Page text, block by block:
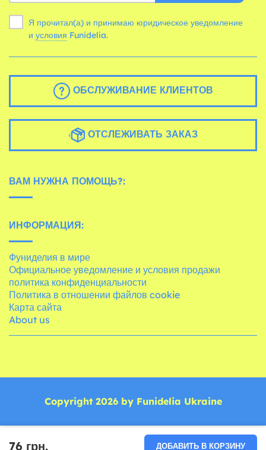
76 грн. ДОБАВИТЬ В КОРЗИНУ
Я прочитал(а) и принимаю юридическое уведомление
и условия Funidelia.
ОБСЛУЖИВАНИЕ КЛИЕНТОВ
ОТСЛЕЖИВАТЬ ЗАКАЗ
ВАМ НУЖНА ПОМОЩЬ?:
ИНФОРМАЦИЯ:
Фуниделия в мире
Официальное уведомление и условия продажи
политика конфиденциальности
Политика в отношении файлов cookie
Карта сайта
About us
Copyright 2026 by Funidelia Ukraine